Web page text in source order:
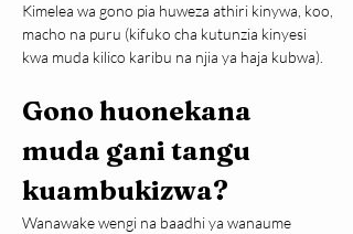
Kimelea wa gono pia huweza athiri kinywa, koo,
macho na puru (kifuko cha kutunzia kinyesi
kwa muda kilico karibu na njia ya haja kubwa).
Gono huonekana
muda gani tangu
kuambukizwa?
Wanawake wengi na baadhi ya wanaume